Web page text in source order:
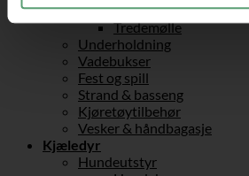
Hantler & hantelstang
Tredemølle
Underholdning
Vadebukser
Fest og spill
Strand & basseng
Kjøretøytilbehør
Vesker & håndbagasje
Kjæledyr
Hundeutstyr